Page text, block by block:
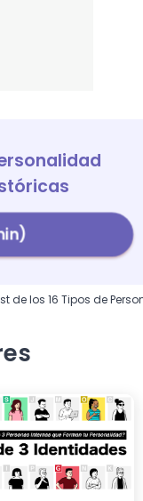
de los 16 Tipos de